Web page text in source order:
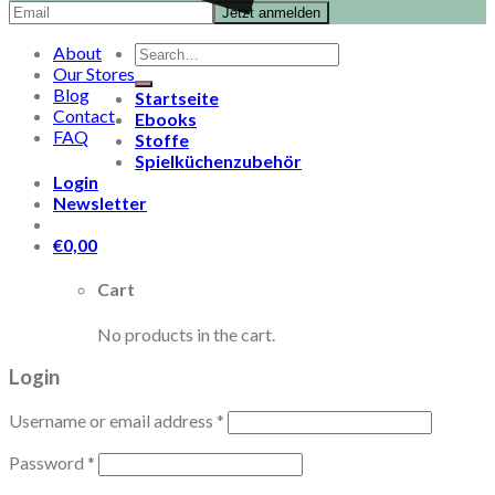
About
Our Stores
Blog
Contact
FAQ
Search
for:
Startseite
Ebooks
Stoffe
Spielküchenzubehör
Login
Newsletter
€0,00
Cart
No products in the cart.
Login
Username or email address *
Password *